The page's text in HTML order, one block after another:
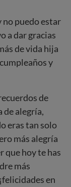
no puedo estar
a dar gracias
de vida hija
y
de
de alegría,
eras tan solo
más alegría
que hoy te has
más
en